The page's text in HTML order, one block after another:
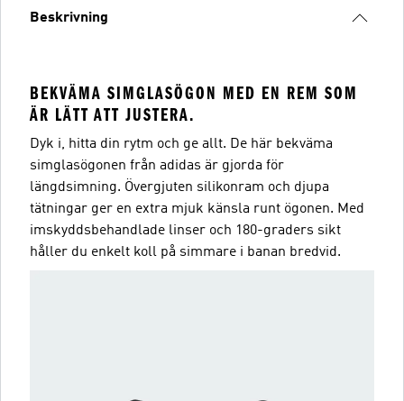
Beskrivning
BEKVÄMA SIMGLASÖGON MED EN REM SOM
ÄR LÄTT ATT JUSTERA.
Dyk i, hitta din rytm och ge allt. De här bekväma
simglasögonen från adidas är gjorda för
längdsimning. Övergjuten silikonram och djupa
tätningar ger en extra mjuk känsla runt ögonen. Med
imskyddsbehandlade linser och 180-graders sikt
håller du enkelt koll på simmare i banan bredvid.